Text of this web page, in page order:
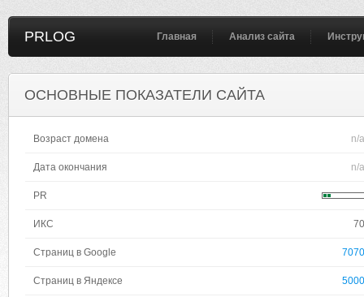
PRLOG Главная Анализ сайта
ОСНОВНЫЕ ПОКАЗАТЕЛИ САЙТА
Возраст домена n/a
Дата окончания n/a
PR
ИКС 70
Страниц в Google 7070
Страниц в Яндексе 5000